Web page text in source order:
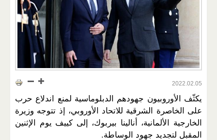
2022.02.05
يكثّف الأوروبيون جهودهم الدبلوماسية لمنع اندلاع حرب
على الخاصرة الشرقية للاتحاد الأوروبي، إذ تتوجه وزيرة
الخارجية الألمانية، أنالينا بيربوك، إلى كييف يوم الإثنين
المقبل لتجديد جهود الوساطة.